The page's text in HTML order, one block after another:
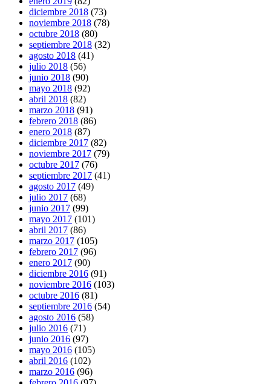
diciembre 2018 (73)
noviembre 2018 (78)
octubre 2018 (80)
septiembre 2018 (32)
agosto 2018 (41)
julio 2018 (56)
junio 2018 (90)
mayo 2018 (92)
abril 2018 (82)
marzo 2018 (91)
febrero 2018 (86)
enero 2018 (87)
diciembre 2017 (82)
noviembre 2017 (79)
octubre 2017 (76)
septiembre 2017 (41)
agosto 2017 (49)
julio 2017 (68)
junio 2017 (99)
mayo 2017 (101)
abril 2017 (86)
marzo 2017 (105)
febrero 2017 (96)
enero 2017 (90)
diciembre 2016 (91)
noviembre 2016 (103)
octubre 2016 (81)
septiembre 2016 (54)
agosto 2016 (58)
julio 2016 (71)
junio 2016 (97)
mayo 2016 (105)
abril 2016 (102)
marzo 2016 (96)